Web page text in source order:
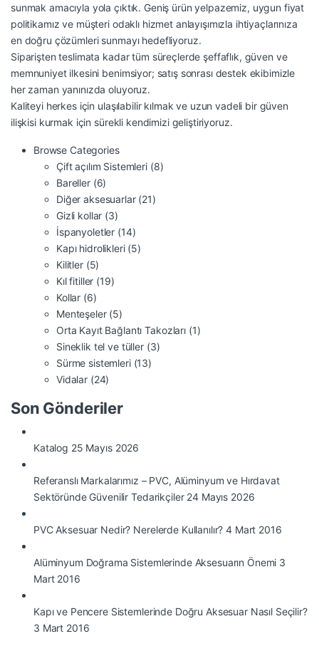
sunmak amacıyla yola çıktık. Geniş ürün yelpazemiz, uygun fiyat
politikamız ve müşteri odaklı hizmet anlayışımızla ihtiyaçlarınıza
en doğru çözümleri sunmayı hedefliyoruz.
Siparişten teslimata kadar tüm süreçlerde şeffaflık, güven ve
memnuniyet ilkesini benimsiyor; satış sonrası destek ekibimizle
her zaman yanınızda oluyoruz.
Kaliteyi herkes için ulaşılabilir kılmak ve uzun vadeli bir güven
ilişkisi kurmak için sürekli kendimizi geliştiriyoruz.
Browse Categories
Çift açılım Sistemleri (8)
Bareller (6)
Diğer aksesuarlar (21)
Gizli kollar (3)
İspanyoletler (14)
Kapı hidrolikleri (5)
Kilitler (5)
Kıl fitiller (19)
Kollar (6)
Menteşeler (5)
Orta Kayıt Bağlantı Takozları (1)
Sineklik tel ve tüller (3)
Sürme sistemleri (13)
Vidalar (24)
Son Gönderiler
Katalog 25 Mayıs 2026
Referanslı Markalarımız – PVC, Alüminyum ve Hırdavat
Sektöründe Güvenilir Tedarikçiler 24 Mayıs 2026
PVC Aksesuar Nedir? Nerelerde Kullanılır? 4 Mart 2016
Alüminyum Doğrama Sistemlerinde Aksesuarın Önemi 3
Mart 2016
Kapı ve Pencere Sistemlerinde Doğru Aksesuar Nasıl Seçilir?
3 Mart 2016